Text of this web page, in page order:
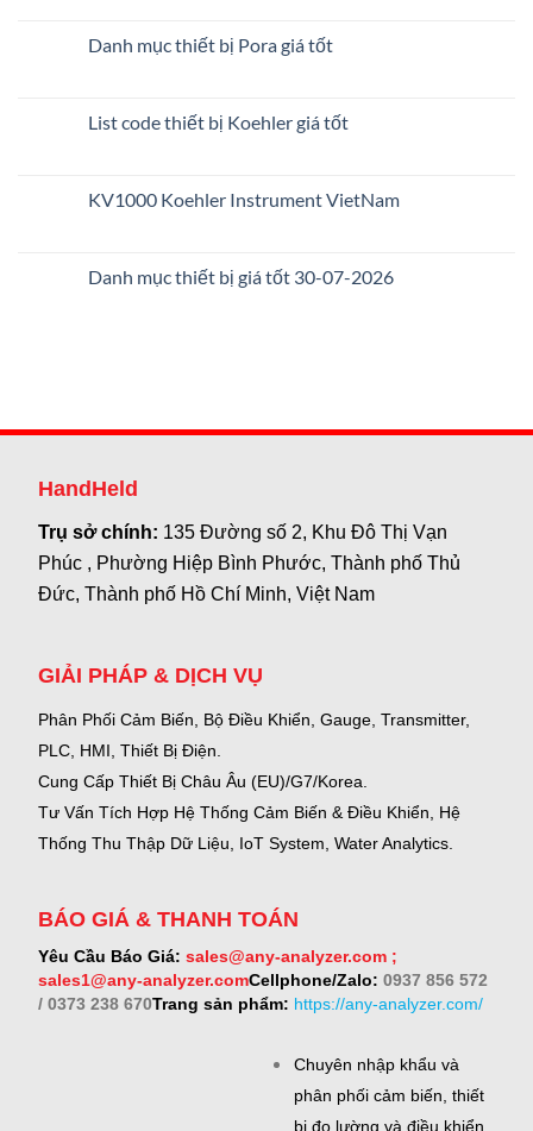
Danh mục thiết bị Pora giá tốt
List code thiết bị Koehler giá tốt
KV1000 Koehler Instrument VietNam
Danh mục thiết bị giá tốt 30-07-2026
HandHeld
Trụ sở chính: 135 Đường số 2, Khu Đô Thị Vạn
Phúc , Phường Hiệp Bình Phước, Thành phố Thủ
Đức, Thành phố Hồ Chí Minh, Việt Nam
GIẢI PHÁP & DỊCH VỤ
Phân Phối Cảm Biến, Bộ Điều Khiển, Gauge, Transmitter,
PLC, HMI, Thiết Bị Điện.
Cung Cấp Thiết Bị Châu Âu (EU)/G7/Korea.
Tư Vấn Tích Hợp Hệ Thống Cảm Biến & Điều Khiển, Hệ
Thống Thu Thập Dữ Liệu, IoT System, Water Analytics.
BÁO GIÁ & THANH TOÁN
Yêu Cầu Báo Giá: sales@any-analyzer.com ;
sales1@any-analyzer.comCellphone/Zalo: 0937 856 572
/ 0373 238 670Trang sản phẩm: https://any-analyzer.com/
Chuyên nhập khẩu và
phân phối cảm biến, thiết
bị đo lường và điều khiển.